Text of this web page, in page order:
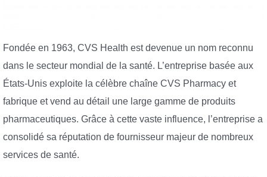
Fondée en 1963, CVS Health est devenue un nom reconnu
dans le secteur mondial de la santé. L’entreprise basée aux
États-Unis exploite la célèbre chaîne CVS Pharmacy et
fabrique et vend au détail une large gamme de produits
pharmaceutiques. Grâce à cette vaste influence, l’entreprise a
consolidé sa réputation de fournisseur majeur de nombreux
services de santé.